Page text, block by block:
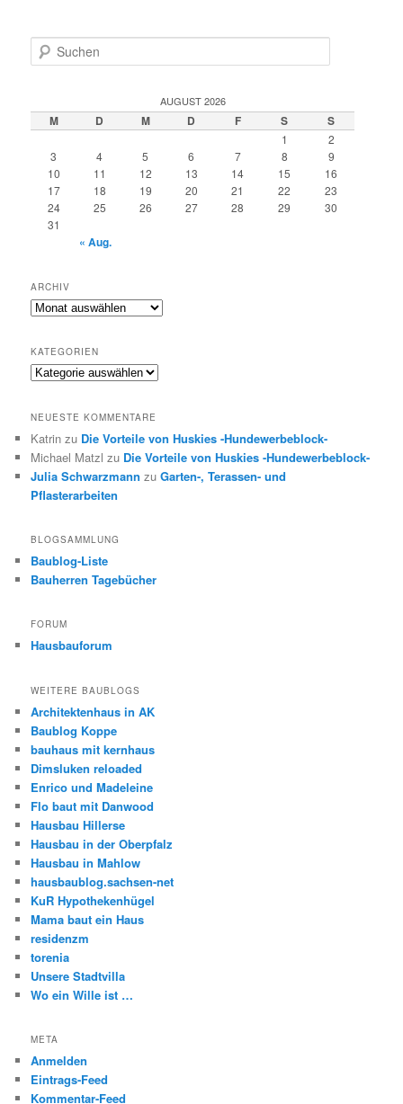
u
e
n
AUGUST 2026
M D M D F S S
1
2
3
4 5 6 7 8
9
10
11 12 13 14 15
16
17
18 19 20 21 22
23
24
25 26 27 28 29
30
31
« Aug.
ARCHIV
Archiv
KATEGORIEN
Kategorien
NEUESTE KOMMENTARE
Katrin zu Die Vorteile von Huskies -Hundewerbeblock-
Michael Matzl zu Die Vorteile von Huskies -Hundewerbeblock-
Julia Schwarzmann zuGarten-, Terassen- und
Pflasterarbeiten
BLOGSAMMLUNG
Baublog-Liste
Bauherren Tagebücher
FORUM
Hausbauforum
WEITERE BAUBLOGS
Architektenhaus in AK
Baublog Koppe
bauhaus mit kernhaus
Dimsluken reloaded
Enrico und Madeleine
Flo baut mit Danwood
Hausbau Hillerse
Hausbau in der Oberpfalz
Hausbau in Mahlow
hausbaublog.sachsen-net
KuR Hypothekenhügel
Mama baut ein Haus
residenzm
torenia
Unsere Stadtvilla
Wo ein Wille ist …
META
Anmelden
Eintrags-Feed
Kommentar-Feed